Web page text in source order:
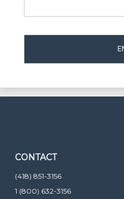
CONTACT
(418) 851-3156
1 (800) 632-3156